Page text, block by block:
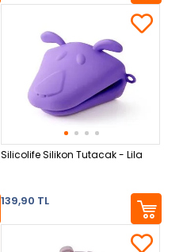
Silicolife Silikon Tutacak - Lila
139,90 TL